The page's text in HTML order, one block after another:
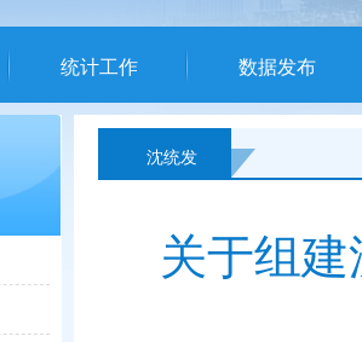
统计工作 数据发布
沈统发
关于组